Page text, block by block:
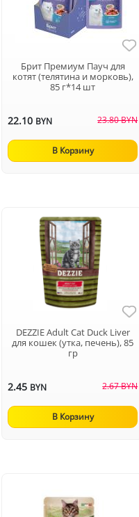
Брит Премиум Пауч для
котят (телятина и морковь),
85 г*14 шт
22.10 BYN 23.80 BYN
В Корзину
DEZZIE Adult Cat Duck Liver
для кошек (утка, печень), 85
гр
2.45 BYN 2.67 BYN
В Корзину